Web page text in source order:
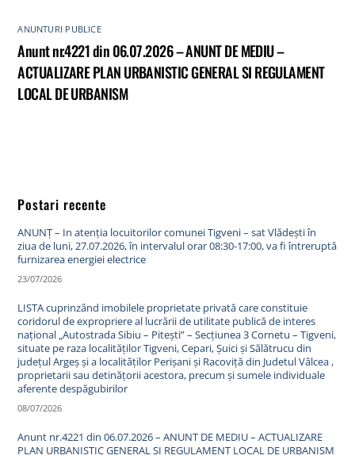
ANUNTURI PUBLICE
Anunt nr.4221 din 06.07.2026 – ANUNT DE MEDIU –
ACTUALIZARE PLAN URBANISTIC GENERAL SI REGULAMENT
LOCAL DE URBANISM
Postari recente
ANUNȚ – In atenția locuitorilor comunei Tigveni – sat Vlădești în
ziua de luni, 27.07.2026, în intervalul orar 08:30-17:00, va fi întreruptă
furnizarea energiei electrice
23/07/2026
LISTA cuprinzând imobilele proprietate privată care constituie
coridorul de expropriere al lucrării de utilitate publică de interes
național „Autostrada Sibiu – Pitești” – Secțiunea 3 Cornetu – Tigveni,
situate pe raza localităților Tigveni, Cepari, Șuici și Sălătrucu din
județul Argeș și a localităților Perișani și Racoviță din Judetul Vâlcea ,
proprietarii sau detinățorii acestora, precum și sumele individuale
aferente despăgubirilor
08/07/2026
Anunt nr.4221 din 06.07.2026 – ANUNT DE MEDIU – ACTUALIZARE
PLAN URBANISTIC GENERAL SI REGULAMENT LOCAL DE URBANISM